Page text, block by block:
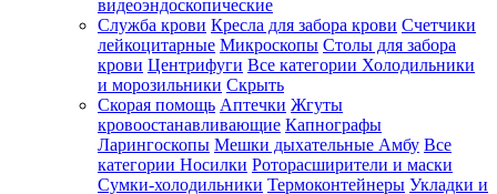
видеоэндоскопические
Служба крови Кресла для забора крови Счетчики
лейкоцитарные Микроскопы Столы для забора
крови Центрифуги Все категории Холодильники
и морозильники Скрыть
Скорая помощь Аптечки Жгуты
кровоостанавливающие Капнографы
Ларингоскопы Мешки дыхательные Амбу Все
категории Носилки Роторасширители и маски
Сумки-холодильники Термоконтейнеры Укладки и